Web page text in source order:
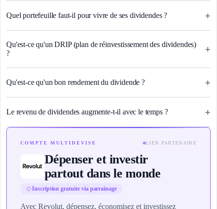
Quel portefeuille faut-il pour vivre de ses dividendes ? +
Qu'est-ce qu'un DRIP (plan de réinvestissement des dividendes)
?
+
Qu'est-ce qu'un bon rendement du dividende ? +
Le revenu de dividendes augmente-t-il avec le temps ? +
COMPTE MULTIDEVISE LIEN PARTENAIRE
Dépenser et investir
partout dans le monde
Inscription gratuite via parrainage
Avec Revolut, dépensez, économisez et investissez